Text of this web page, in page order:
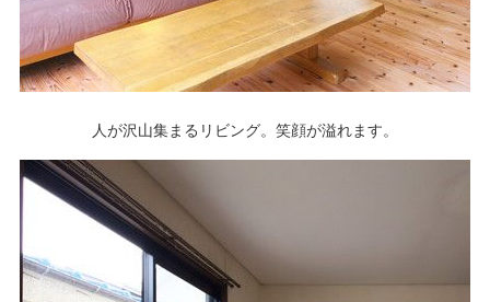
人が沢山集まるリビング。笑顔が溢れます。